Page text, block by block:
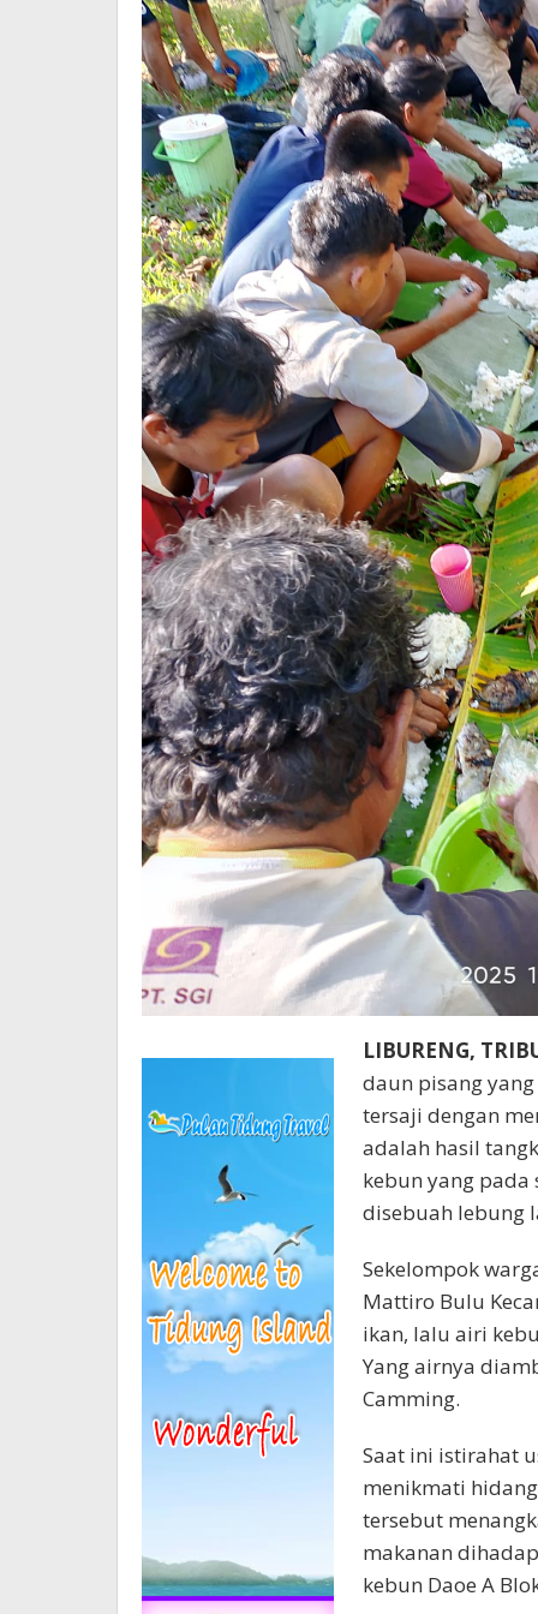
LIBURENG,
daun pisang
tersaji dengan
adalah hasil
kebun yang
disebuah lebung
Sekelompok
Mattiro Bulu
ikan, lalu airi
Yang airnya
Camming.
Saat ini istirahat
menikmati
tersebut
makanan
kebun Daoe A